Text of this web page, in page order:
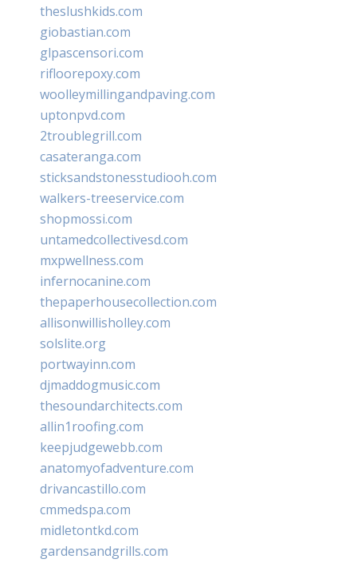
theslushkids.com
giobastian.com
glpascensori.com
rifloorepoxy.com
woolleymillingandpaving.com
uptonpvd.com
2troublegrill.com
casateranga.com
sticksandstonesstudiooh.com
walkers-treeservice.com
shopmossi.com
untamedcollectivesd.com
mxpwellness.com
infernocanine.com
thepaperhousecollection.com
allisonwillisholley.com
solslite.org
portwayinn.com
djmaddogmusic.com
thesoundarchitects.com
allin1roofing.com
keepjudgewebb.com
anatomyofadventure.com
drivancastillo.com
cmmedspa.com
midletontkd.com
gardensandgrills.com